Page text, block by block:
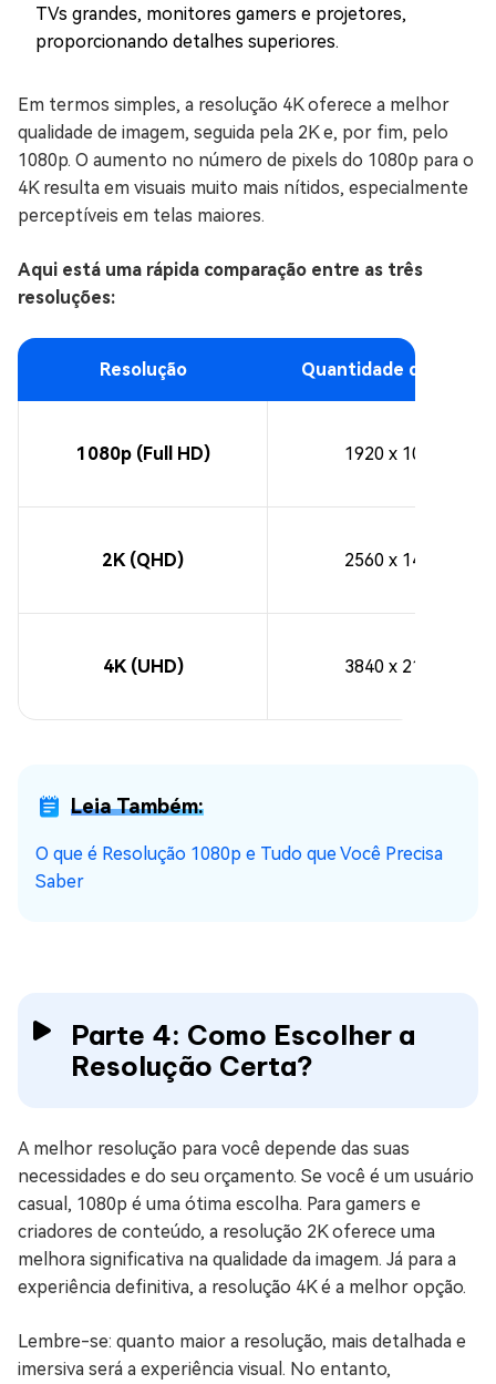
TVs grandes, monitores gamers e projetores,
proporcionando detalhes superiores.
Em termos simples, a resolução 4K oferece a melhor
qualidade de imagem, seguida pela 2K e, por fim, pelo
1080p. O aumento no número de pixels do 1080p para o
4K resulta em visuais muito mais nítidos, especialmente
perceptíveis em telas maiores.
Aqui está uma rápida comparação entre as três
resoluções:
Resolução Quantidade de Pixels
1080p (Full HD) 1920 x 1080
2K (QHD) 2560 x 1440
4K (UHD) 3840 x 2160
Leia Também:
O que é Resolução 1080p e Tudo que Você Precisa
Saber
Parte 4: Como Escolher a
Resolução Certa?
A melhor resolução para você depende das suas
necessidades e do seu orçamento. Se você é um usuário
casual, 1080p é uma ótima escolha. Para gamers e
criadores de conteúdo, a resolução 2K oferece uma
melhora significativa na qualidade da imagem. Já para a
experiência definitiva, a resolução 4K é a melhor opção.
Lembre-se: quanto maior a resolução, mais detalhada e
imersiva será a experiência visual. No entanto,